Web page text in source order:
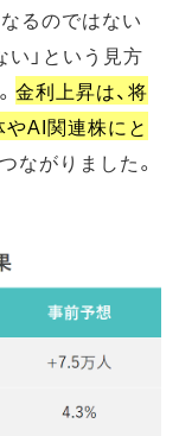
るのではない
い」という見方
金利上昇は、将
AI関連株にと
ながりました。